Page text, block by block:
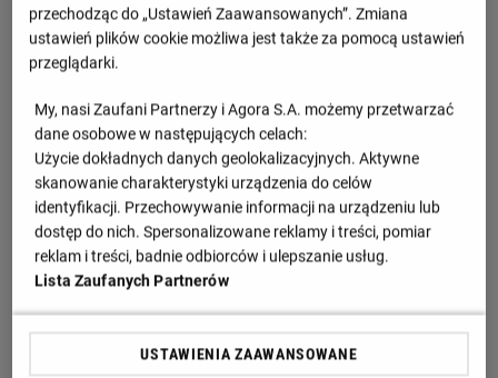
przechodząc do „Ustawień Zaawansowanych”. Zmiana
ustawień plików cookie możliwa jest także za pomocą ustawień
przeglądarki.
My, nasi Zaufani Partnerzy i Agora S.A. możemy przetwarzać
dane osobowe w następujących celach:
Użycie dokładnych danych geolokalizacyjnych. Aktywne
skanowanie charakterystyki urządzenia do celów
identyfikacji. Przechowywanie informacji na urządzeniu lub
dostęp do nich. Spersonalizowane reklamy i treści, pomiar
reklam i treści, badnie odbiorców i ulepszanie usług.
Lista Zaufanych Partnerów
USTAWIENIA ZAAWANSOWANE